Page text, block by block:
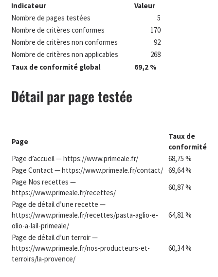
Indicateur
Valeur
Nombre de pages testées
5
Nombre de critères conformes
170
Nombre de critères non conformes
92
Nombre de critères non applicables
268
Taux de conformité global
69,2 %
Détail par page testée
Page
Taux de
conformité
Page d’accueil — https://www.primeale.fr/
68,75 %
Page Contact — https://www.primeale.fr/contact/
69,64 %
Page Nos recettes —
https://www.primeale.fr/recettes/
60,87 %
Page de détail d’une recette —
https://www.primeale.fr/recettes/pasta-aglio-e-
olio-a-lail-primeale/
64,81 %
Page de détail d’un terroir —
https://www.primeale.fr/nos-producteurs-et-
terroirs/la-provence/
60,34 %